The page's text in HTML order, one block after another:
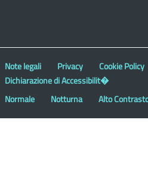
Note legali Privacy Cookie Policy
Dichiarazione di Accessibilit�
Normale
Notturna Alto